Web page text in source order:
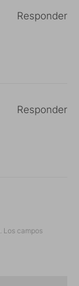
Responder
Responder
Los campos